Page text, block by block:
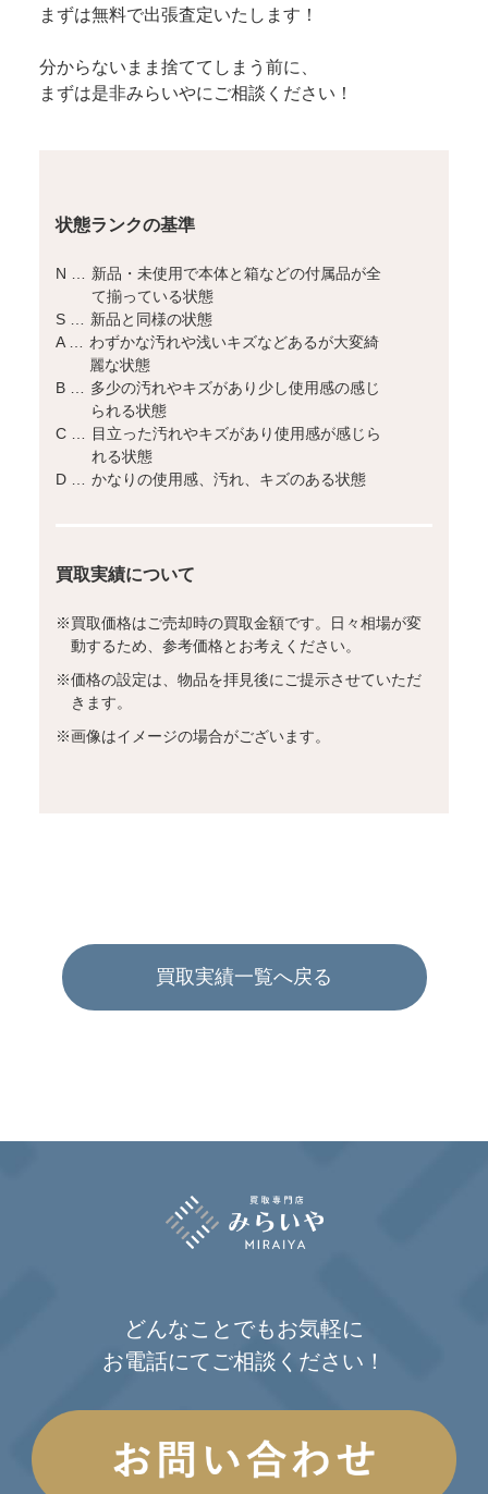
まずは無料で出張査定いたします！
分からないまま捨ててしまう前に、
まずは是非みらいやにご相談ください！
状態ランクの基準
N …
新品・未使用で本体と箱などの付属品が全
て揃っている状態
S …
新品と同様の状態
A …
わずかな汚れや浅いキズなどあるが大変綺
麗な状態
B …
多少の汚れやキズがあり少し使用感の感じ
られる状態
C …
目立った汚れやキズがあり使用感が感じら
れる状態
D …
かなりの使用感、汚れ、キズのある状態
買取実績について
※買取価格はご売却時の買取金額です。日々相場が変
動するため、参考価格とお考えください。
※価格の設定は、物品を拝見後にご提示させていただ
きます。
※画像はイメージの場合がございます。
買取実績一覧へ戻る
どんなことでもお気軽に
お電話にてご相談ください！